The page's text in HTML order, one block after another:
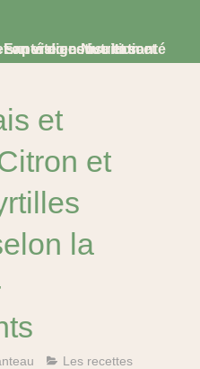
et santé féminine à Saumur, Avoine et en visio consultation
et
et
la
Les recettes